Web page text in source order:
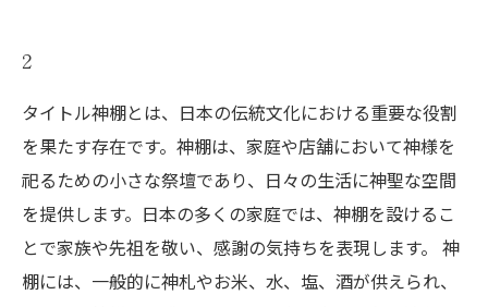
2
タイトル神棚とは、日本の伝統文化における重要な役割
を果たす存在です。神棚は、家庭や店舗において神様を
祀るための小さな祭壇であり、日々の生活に神聖な空間
を提供します。日本の多くの家庭では、神棚を設けるこ
とで家族や先祖を敬い、感謝の気持ちを表現します。 神
棚には、一般的に神札やお米、水、塩、酒が供えられ、